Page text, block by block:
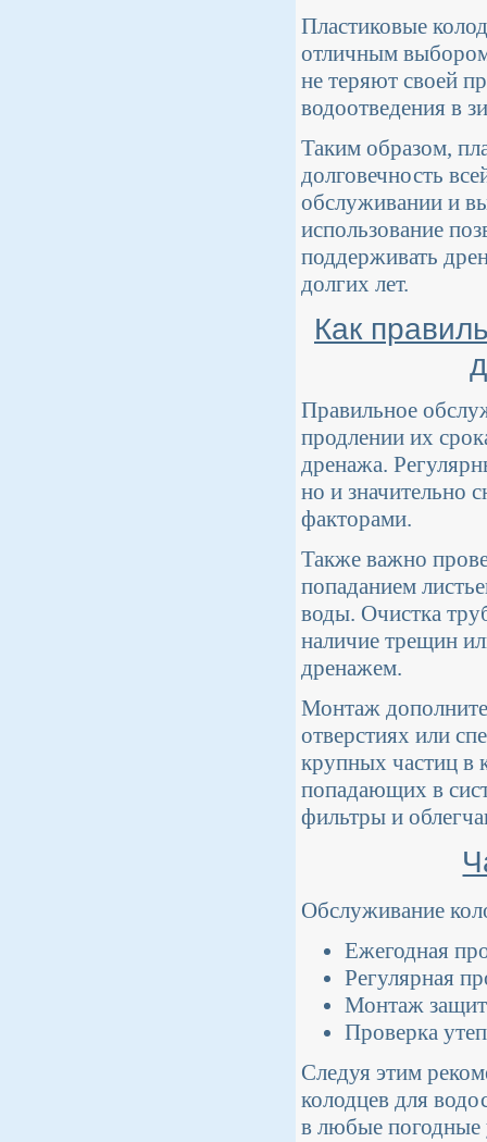
Пластиковые
отличным
не теряют своей
водоотведения в
Таким образом,
долговечность
обслуживании и
использование
поддерживать
долгих лет.
Как
Правильное
продлении их
дренажа.
но и значительно
факторами.
Также важно
попаданием
воды. Очистка
наличие трещин
дренажем.
Монтаж
отверстиях или
крупных частиц в
попадающих в
фильтры и
Обслуживание
Ежегодная
Регулярная
Монтаж
Проверка
Следуя этим
колодцев для
в любые погодные